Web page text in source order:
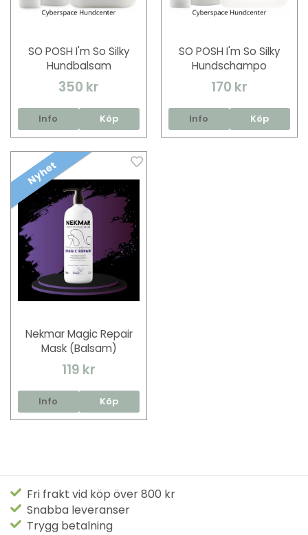
SO POSH I'm So Silky
Hundbalsam
350 kr
Info Köp
SO POSH I'm So Silky
Hundschampo
170 kr
Info Köp
Nyhet
Nekmar Magic Repair
Mask (Balsam)
119 kr
Info Köp
Fri frakt vid köp över 800 kr
Snabba leveranser
Trygg betalning